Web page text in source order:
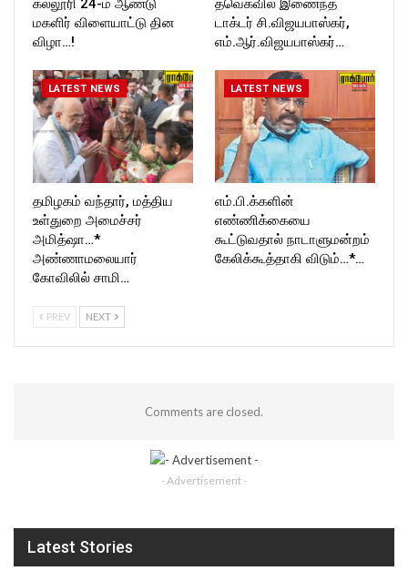
கல்லூரி 24-ம் ஆண்டு
மகளிர் விளையாட்டு தின
விழா…!
தவெகவில் இணைந்த
டாக்டர் சி.விஜயபாஸ்கர்,
எம்.ஆர்.விஜயபாஸ்கர்…
LATEST NEWS
தமிழகம் வந்தார், மத்திய
உள்துறை அமைச்சர்
அமித்ஷா…*
அண்ணாமலையார்
கோவிலில் சாமி…
LATEST NEWS
எம்.பி.க்களின்
எண்ணிக்கையை
கூட்டுவதால் நாடாளுமன்றம்
கேலிக்கூத்தாகி விடும்…*…
PREV NEXT
Comments are closed.
- Advertisement -
Latest Stories